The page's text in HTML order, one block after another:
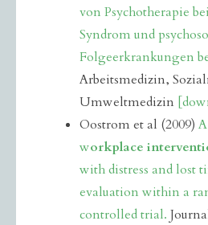
von Psychotherapie
Syndrom und
Folgeerkrankungen
Arbeitsmedizin,
Umweltmedizin
Oostrom et al (2009)
workplace
with distress and lost
evaluation within a
controlled trial.